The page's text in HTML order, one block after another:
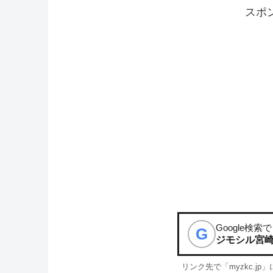
スポ
G
Google検索で
ジモシル宮
リンク先で「myzkc.jp」